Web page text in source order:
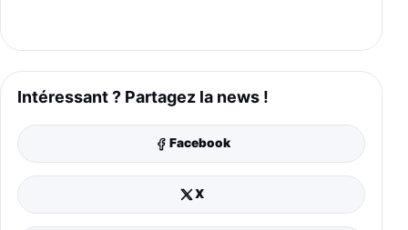
Intéressant ? Partagez la news !
Facebook
X